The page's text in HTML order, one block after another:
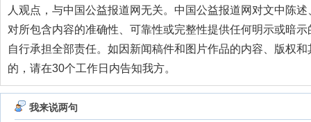
人观点，与中国公益报道网无关。中国公益报道网对文中陈
对所包含内容的准确性、可靠性或完整性提供任何明示或暗
自行承担全部责任。如因新闻稿件和图片作品的内容、版权
的，请在30个工作日内告知我方。